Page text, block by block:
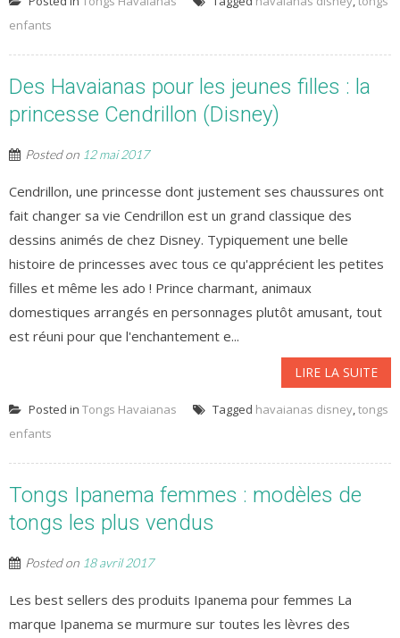
enfants
Des Havaianas pour les jeunes filles : la
princesse Cendrillon (Disney)
Posted on 12 mai 2017
Cendrillon, une princesse dont justement ses chaussures ont
fait changer sa vie Cendrillon est un grand classique des
dessins animés de chez Disney. Typiquement une belle
histoire de princesses avec tous ce qu'apprécient les petites
filles et même les ado ! Prince charmant, animaux
domestiques arrangés en personnages plutôt amusant, tout
est réuni pour que l'enchantement e...
LIRE LA SUITE
Posted in Tongs Havaianas Tagged havaianas disney,tongs
enfants
Tongs Ipanema femmes : modèles de
tongs les plus vendus
Posted on 18 avril 2017
Les best sellers des produits Ipanema pour femmes La
marque Ipanema se murmure sur toutes les lèvres des